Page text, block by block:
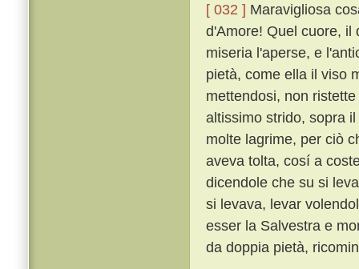
[ 032 ] Maravigliosa
d'Amore! Quel cuore, il
miseria l'aperse, e
pietà, come ella il viso
mettendosi, non
altissimo strido, sopra
molte lagrime, per ciò
aveva tolta, cosí a
dicendole che su si
si levava, levar
esser la Salvestra e
da doppia pietà,